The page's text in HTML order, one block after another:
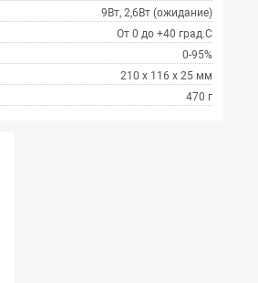
9Вт, 2,6Вт (ожидание)
От 0 до +40 град.С
0-95%
210 х 116 х 25 мм
470 г